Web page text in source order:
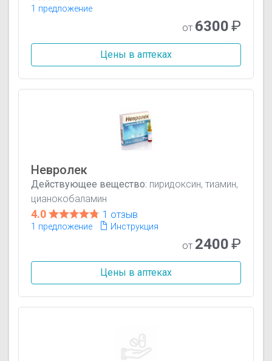
1 предложение
от 6300₽
Цены в аптеках
Невролек
Действующее вещество: пиридоксин, тиамин,
цианокобаламин
4.0 1 отзыв
1 предложение Инструкция
от 2400₽
Цены в аптеках